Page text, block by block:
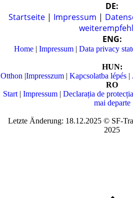
DE:
Startseite | Impressum |
ENG:
Home | Impressum | Data privacy
HUN:
Otthon |Impresszum | Kapcsolatba lépés|
RO
Start | Impressum | Declarația de
mai departe
Letzte Änderung: 18.12.2025 © SF-
2025